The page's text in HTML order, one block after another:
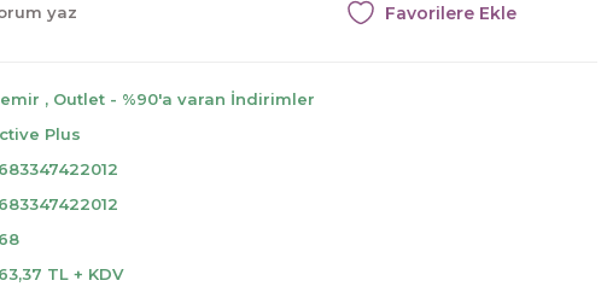
yaz
, Outlet - %90'a varan İndirimler
Plus
TL + KDV